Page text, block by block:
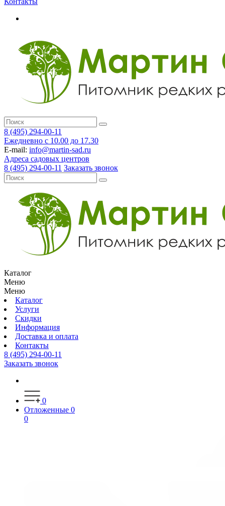
8 (495) 294-00-11
Ежедневно с 10.00 до 17.30
E-mail: info@martin-sad.ru
Адреса садовых центров
8 (495) 294-00-11 Заказать звонок
Каталог
Меню
Меню
Каталог
Услуги
Скидки
Информация
Доставка и оплата
Контакты
8 (495) 294-00-11
Заказать звонок
0
Отложенные 0
0